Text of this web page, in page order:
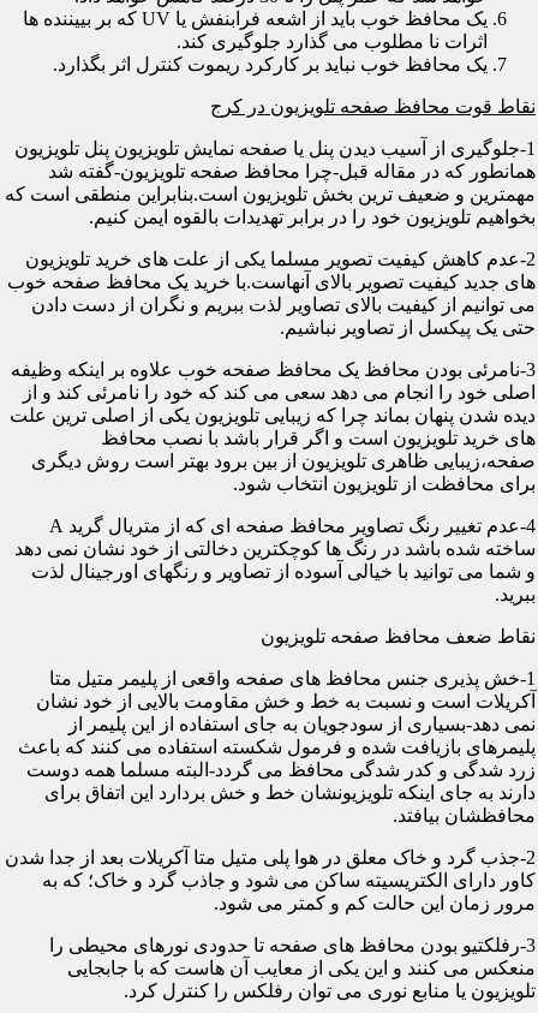
یک محافظ خوب باید از اشعه فرابنفش یا UV که بر بییننده ها
اثرات نا مطلوب می گذارد جلوگیری کند.
یک محافظ خوب نباید بر کارکرد ریموت کنترل اثر بگذارد.
نقاط قوت محافظ صفحه تلویزیون در کرج
1-جلوگیری از آسیب دیدن پنل یا صفحه نمایش تلویزیون پنل تلویزیون
همانطور که در مقاله قبل-چرا محافظ صفحه تلویزیون-گفته شد
مهمترین و ضعیف ترین بخش تلویزیون است.بنابراین منطقی است که
بخواهیم تلویزیون خود را در برابر تهدیدات بالقوه ایمن کنیم.
2-عدم کاهش کیفیت تصویر مسلما یکی از علت های خرید تلویزیون
های جدید کیفیت تصویر بالای آنهاست.با خرید یک محافظ صفحه خوب
می توانیم از کیفیت بالای تصاویر لذت ببریم و نگران از دست دادن
حتی یک پیکسل از تصاویر نباشیم.
3-نامرئی بودن محافظ یک محافظ صفحه خوب علاوه بر اینکه وظیفه
اصلی خود را انجام می دهد سعی می کند که خود را نامرئی کند و از
دیده شدن پنهان بماند چرا که زیبایی تلویزیون یکی از اصلی ترین علت
های خرید تلویزیون است و اگر قرار باشد با نصب محافظ
صفحه،زیبایی ظاهری تلویزیون از بین برود بهتر است روش دیگری
برای محافظت از تلویزیون انتخاب شود.
4-عدم تغییر رنگ تصاویر محافظ صفحه ای که از متریال گرید A
ساخته شده باشد در رنگ ها کوچکترین دخالتی از خود نشان نمی دهد
و شما می توانید با خیالی آسوده از تصاویر و رنگهای اورجینال لذت
ببرید.
نقاط ضعف محافظ صفحه تلویزیون
1-خش پذیری جنس محافظ های صفحه واقعی از پلیمر متیل متا
آکریلات است و نسبت به خط و خش مقاومت بالایی از خود نشان
نمی دهد-بسیاری از سودجویان به جای استفاده از این پلیمر از
پلیمرهای بازیافت شده و فرمول شکسته استفاده می کنند که باعث
زرد شدگی و کدر شدگی محافظ می گردد-البته مسلما همه دوست
دارند به جای اینکه تلویزیونشان خط و خش بردارد این اتفاق برای
محافظشان بیافتد.
2-جذب گرد و خاک معلق در هوا پلی متیل متا آکریلات بعد از جدا شدن
کاور دارای الکتریسیته ساکن می شود و جاذب گرد و خاک؛ که به
مرور زمان این حالت کم و کمتر می شود.
3-رفلکتیو بودن محافظ های صفحه تا حدودی نورهای محیطی را
منعکس می کنند و این یکی از معایب آن هاست که با جابجایی
تلویزیون یا منابع نوری می توان رفلکس را کنترل کرد.